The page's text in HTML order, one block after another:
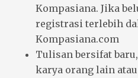
Kompasiana. Jika
registrasi terlebih
Kompasiana.com
Tulisan bersifat
karya orang lain